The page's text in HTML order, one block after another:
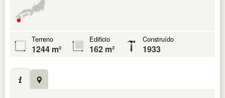
Terreno
1244 m²
Edificio
162 m²
Construído
1933